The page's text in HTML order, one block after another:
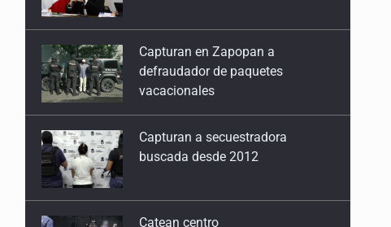
Capturan en Zapopan a
defraudador de paquetes
vacacionales
Capturan a secuestradora
buscada desde 2012
Catean centro
de fraudes inmobiliarios en